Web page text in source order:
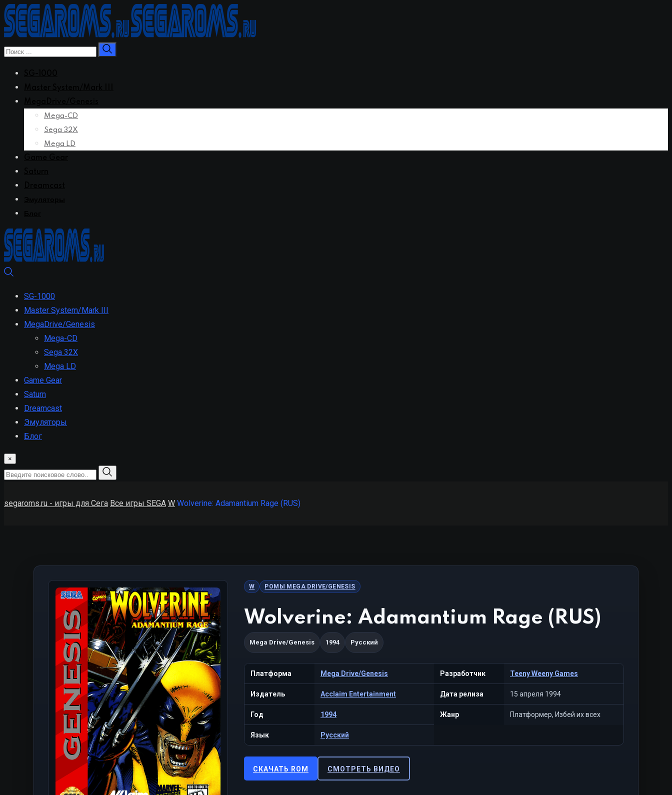
Перейти
к
контенту
Mega-CD
Sega 32X
Mega LD
SG-1000
Master System/Mark III
MegaDrive/Genesis
Mega-CD
Sega 32X
Mega LD
Game Gear
Saturn
Dreamcast
Эмуляторы
Блог
×
segaroms.ru - игры для Сега Все игры SEGA W Wolverine: Adamantium Rage (RUS)
W РОМЫ MEGA DRIVE/GENESIS
Wolverine: Adamantium Rage (RUS)
Mega Drive/Genesis 1994 Русский
Платформа Mega Drive/Genesis Разработчик Teeny Weeny Games
Издатель Acclaim Entertainment Дата релиза 15 апреля 1994
Год 1994 Жанр Платформер, Избей их всех
Язык Русский
СКАЧАТЬ ROM СМОТРЕТЬ ВИДЕО